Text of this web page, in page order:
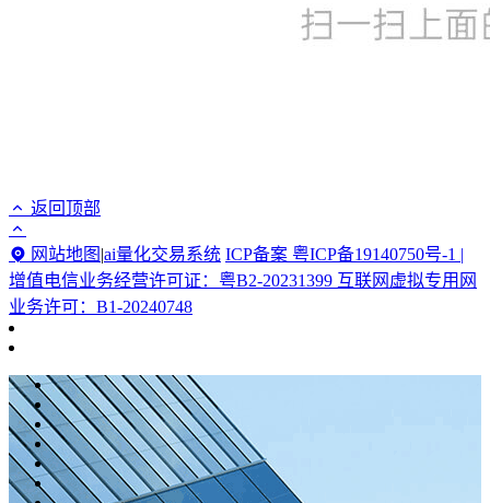
返回顶部
网站地图 |ai量化交易系统 ICP备案 粤ICP备19140750号-1 |
增值电信业务经营许可证：粤B2-20231399 互联网虚拟专用网
业务许可：B1-20240748